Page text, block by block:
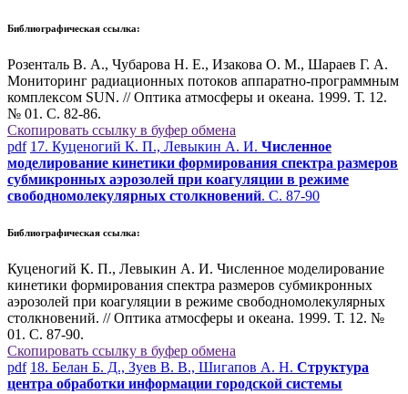
Библиографическая ссылка:
Розенталь В. А., Чубарова Н. Е., Изакова О. М., Шараев Г. А.
Мониторинг радиационных потоков аппаратно-программным
комплексом SUN. // Оптика атмосферы и океана. 1999. Т. 12.
№ 01. С. 82-86.
Скопировать ссылку в буфер обмена
pdf 17. Куценогий К. П., Левыкин А. И. Численное
моделирование кинетики формирования спектра размеров
субмикронных аэрозолей при коагуляции в режиме
свободномолекулярных столкновений. С. 87-90
Библиографическая ссылка:
Куценогий К. П., Левыкин А. И. Численное моделирование
кинетики формирования спектра размеров субмикронных
аэрозолей при коагуляции в режиме свободномолекулярных
столкновений. // Оптика атмосферы и океана. 1999. Т. 12. №
01. С. 87-90.
Скопировать ссылку в буфер обмена
pdf 18. Белан Б. Д., Зуев В. В., Шигапов А. Н. Структура
центра обработки информации городской системы